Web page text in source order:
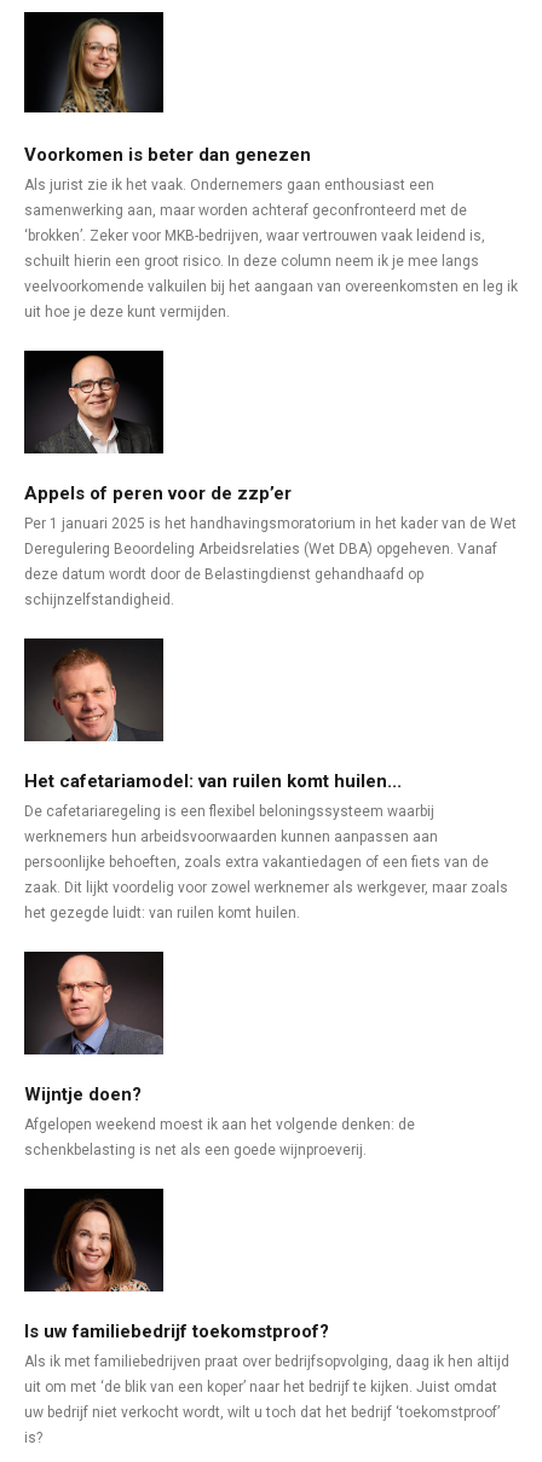
Voorkomen is beter dan genezen
Als jurist zie ik het vaak. Ondernemers gaan enthousiast een
samenwerking aan, maar worden achteraf geconfronteerd met de
‘brokken’. Zeker voor MKB-bedrijven, waar vertrouwen vaak leidend is,
schuilt hierin een groot risico. In deze column neem ik je mee langs
veelvoorkomende valkuilen bij het aangaan van overeenkomsten en leg ik
uit hoe je deze kunt vermijden.
Appels of peren voor de zzp’er
Per 1 januari 2025 is het handhavingsmoratorium in het kader van de Wet
Deregulering Beoordeling Arbeidsrelaties (Wet DBA) opgeheven. Vanaf
deze datum wordt door de Belastingdienst gehandhaafd op
schijnzelfstandigheid.
Het cafetariamodel: van ruilen komt huilen...
De cafetariaregeling is een flexibel beloningssysteem waarbij
werknemers hun arbeidsvoorwaarden kunnen aanpassen aan
persoonlijke behoeften, zoals extra vakantiedagen of een fiets van de
zaak. Dit lijkt voordelig voor zowel werknemer als werkgever, maar zoals
het gezegde luidt: van ruilen komt huilen.
Wijntje doen?
Afgelopen weekend moest ik aan het volgende denken: de
schenkbelasting is net als een goede wijnproeverij.
Is uw familiebedrijf toekomstproof?
Als ik met familiebedrijven praat over bedrijfsopvolging, daag ik hen altijd
uit om met ‘de blik van een koper’ naar het bedrijf te kijken. Juist omdat
uw bedrijf niet verkocht wordt, wilt u toch dat het bedrijf ‘toekomstproof’
is?